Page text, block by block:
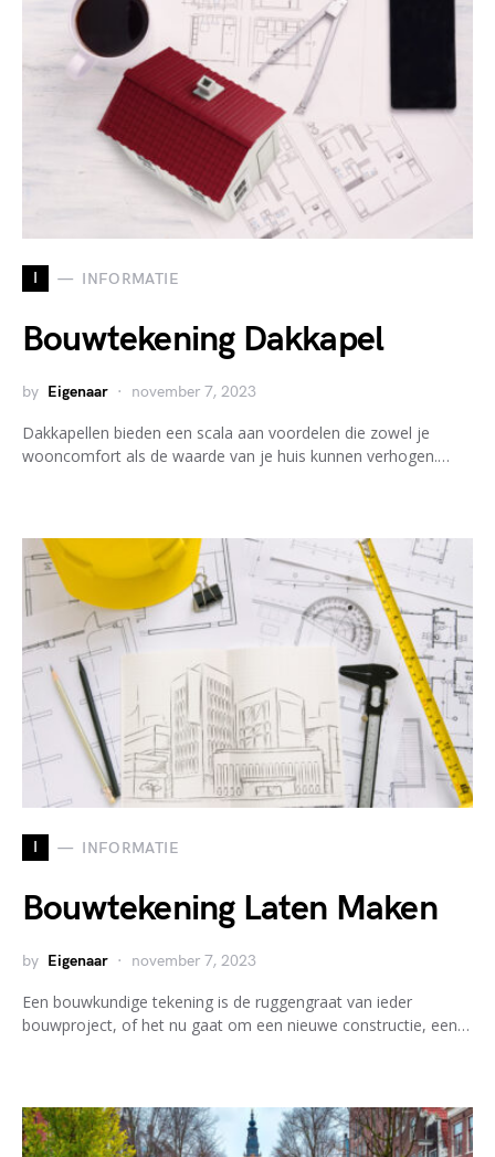
I INFORMATIE
Bouwtekening Dakkapel
by Eigenaar november 7, 2023
Dakkapellen bieden een scala aan voordelen die zowel je
wooncomfort als de waarde van je huis kunnen verhogen.…
I INFORMATIE
Bouwtekening Laten Maken
by Eigenaar november 7, 2023
Een bouwkundige tekening is de ruggengraat van ieder
bouwproject, of het nu gaat om een nieuwe constructie, een…